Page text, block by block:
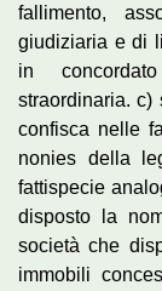
fallimento,
giudiziaria e di
in
straordinaria. c)
confisca nelle
nonies della
fattispecie
disposto la
società che
immobili